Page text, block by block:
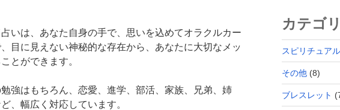
いは、あなた自身の手で、思いを込めてオラクルカー
、目に見えない神秘的な存在から、あなたに大切なメッ
とができます。
強はもちろん、恋愛、進学、部活、家族、兄弟、姉
、幅広く対応しています。
カテゴ
スピリチュアル
その他(8)
ブレスレット